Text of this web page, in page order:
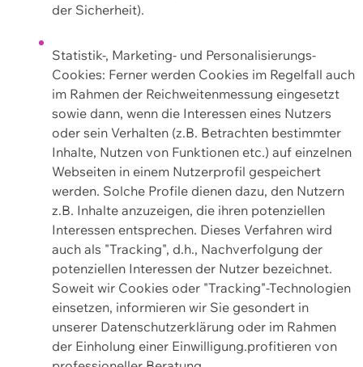
der Sicherheit).
Statistik-, Marketing- und Personalisierungs-
Cookies: Ferner werden Cookies im Regelfall auch
im Rahmen der Reichweitenmessung eingesetzt
sowie dann, wenn die Interessen eines Nutzers
oder sein Verhalten (z.B. Betrachten bestimmter
Inhalte, Nutzen von Funktionen etc.) auf einzelnen
Webseiten in einem Nutzerprofil gespeichert
werden. Solche Profile dienen dazu, den Nutzern
z.B. Inhalte anzuzeigen, die ihren potenziellen
Interessen entsprechen. Dieses Verfahren wird
auch als "Tracking", d.h., Nachverfolgung der
potenziellen Interessen der Nutzer bezeichnet.
Soweit wir Cookies oder "Tracking"-Technologien
einsetzen, informieren wir Sie gesondert in
unserer Datenschutzerklärung oder im Rahmen
der Einholung einer Einwilligung.profitieren von